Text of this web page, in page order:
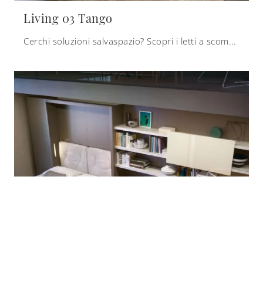
Living 03 Tango
Cerchi soluzioni salvaspazio? Scopri i letti a scomparsa Clei come questo modello Living 03 Tango in laccato opaco.